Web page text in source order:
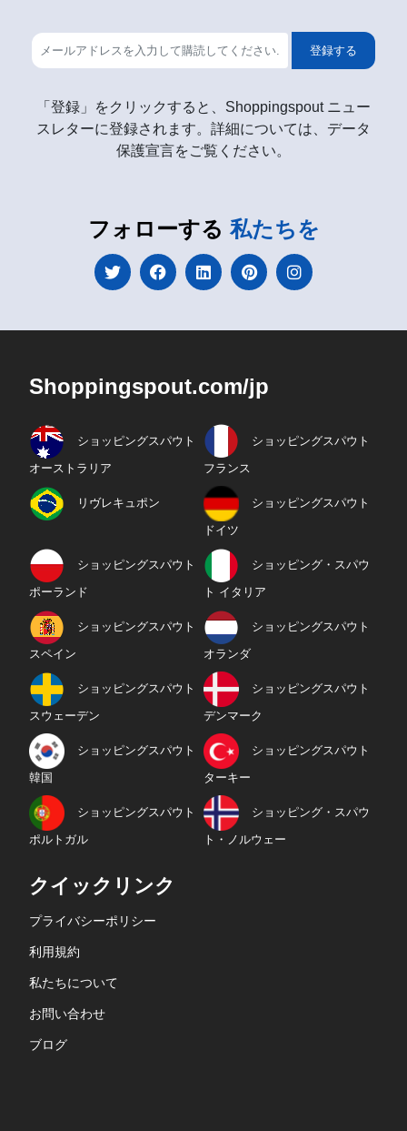
登録する
「登録」をクリックすると、Shoppingspout ニュー
スレターに登録されます。詳細については、データ
保護宣言をご覧ください。
フォローする 私たちを
Shoppingspout.com/jp
ショッピングスパウト
オーストラリア
ショッピングスパウト
フランス
リヴレキュポン ショッピングスパウト
ドイツ
ショッピングスパウト
ポーランド
ショッピング・スパウ
ト イタリア
ショッピングスパウト
スペイン
ショッピングスパウト
オランダ
ショッピングスパウト
スウェーデン
ショッピングスパウト
デンマーク
ショッピングスパウト
韓国
ショッピングスパウト
ターキー
ショッピングスパウト
ポルトガル
ショッピング・スパウ
ト・ノルウェー
クイックリンク
プライバシーポリシー
利用規約
私たちについて
お問い合わせ
ブログ